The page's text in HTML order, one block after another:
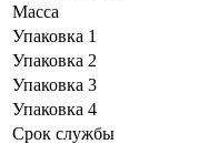
Масса
Упаковка 1
Упаковка 2
Упаковка 3
Упаковка 4
Срок службы